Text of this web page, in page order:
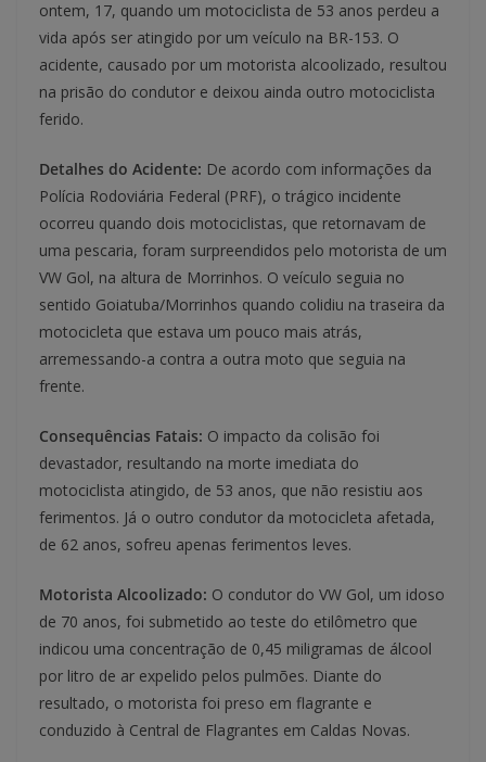
ontem, 17, quando um motociclista de 53 anos perdeu a
vida após ser atingido por um veículo na BR-153. O
acidente, causado por um motorista alcoolizado, resultou
na prisão do condutor e deixou ainda outro motociclista
ferido.
Detalhes do Acidente: De acordo com informações da
Polícia Rodoviária Federal (PRF), o trágico incidente
ocorreu quando dois motociclistas, que retornavam de
uma pescaria, foram surpreendidos pelo motorista de um
VW Gol, na altura de Morrinhos. O veículo seguia no
sentido Goiatuba/Morrinhos quando colidiu na traseira da
motocicleta que estava um pouco mais atrás,
arremessando-a contra a outra moto que seguia na
frente.
Consequências Fatais: O impacto da colisão foi
devastador, resultando na morte imediata do
motociclista atingido, de 53 anos, que não resistiu aos
ferimentos. Já o outro condutor da motocicleta afetada,
de 62 anos, sofreu apenas ferimentos leves.
Motorista Alcoolizado: O condutor do VW Gol, um idoso
de 70 anos, foi submetido ao teste do etilômetro que
indicou uma concentração de 0,45 miligramas de álcool
por litro de ar expelido pelos pulmões. Diante do
resultado, o motorista foi preso em flagrante e
conduzido à Central de Flagrantes em Caldas Novas.